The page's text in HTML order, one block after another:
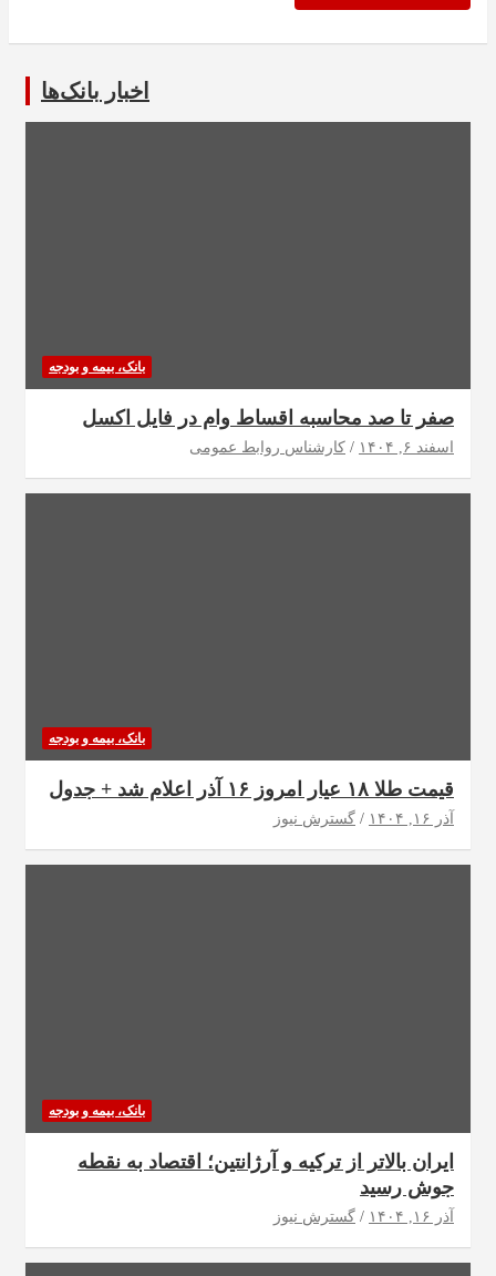
اخبار بانک‌ها
بانک، بیمه و بودجه
صفر تا صد محاسبه اقساط وام در فایل اکسل
اسفند ۶, ۱۴۰۴ کارشناس روابط عمومی
بانک، بیمه و بودجه
قیمت طلا ۱۸ عیار امروز ۱۶ آذر اعلام شد + جدول
آذر ۱۶, ۱۴۰۴ گسترش نیوز
بانک، بیمه و بودجه
ایران بالاتر از ترکیه و آرژانتین؛ اقتصاد به نقطه
جوش رسید
آذر ۱۶, ۱۴۰۴ گسترش نیوز